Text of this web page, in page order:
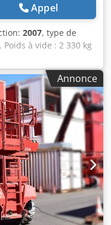
Appel
2007, type de
, Poids à vide : 2 330 kg
cm - Année de
: Oui -
- Certificat CE
- Hauteur de travail
[mm] : 2230 -
[kg] : 450 -
1200 mm x 2230 mm
kg - Nombre de
financières
indiqué est majoré
: TVA
et reprise
équipements
Annonce